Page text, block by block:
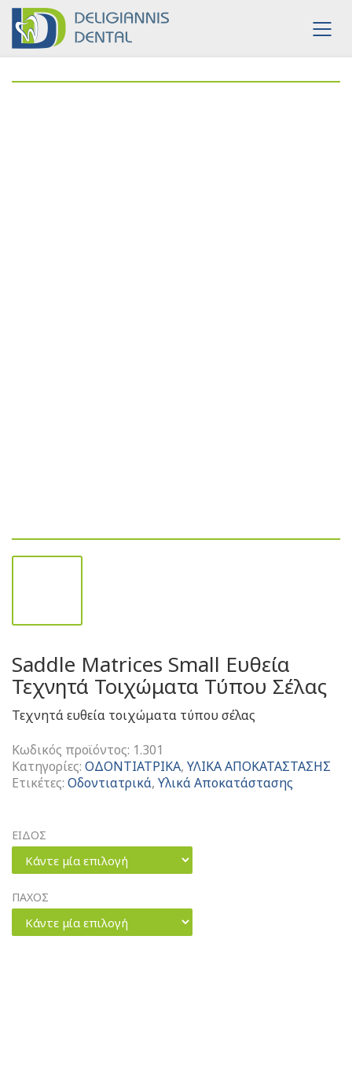
Saddle Matrices Small Ευθεία
Τεχνητά Τοιχώματα Τύπου Σέλας
Τεχνητά ευθεία τοιχώματα τύπου σέλας
Κωδικός προϊόντος: 1.301
Κατηγορίες: ΟΔΟΝΤΙΑΤΡΙΚΑ, ΥΛΙΚΑ ΑΠΟΚΑΤΑΣΤΑΣΗΣ
Ετικέτες: Οδοντιατρικά, Υλικά Αποκατάστασης
ΕΙΔΟΣ
Κάντε μία επιλογή
ΠΑΧΟΣ
Κάντε μία επιλογή